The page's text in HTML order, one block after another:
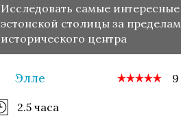
Исследовать самые интересные
эстонской столицы за
исторического центра
Элле
2.5 часа